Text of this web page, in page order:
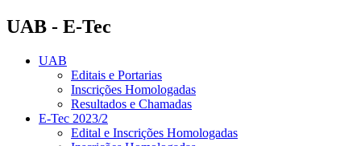
UAB - E-Tec
UAB
Editais e Portarias
Inscrições Homologadas
Resultados e Chamadas
E-Tec 2023/2
Edital e Inscrições Homologadas